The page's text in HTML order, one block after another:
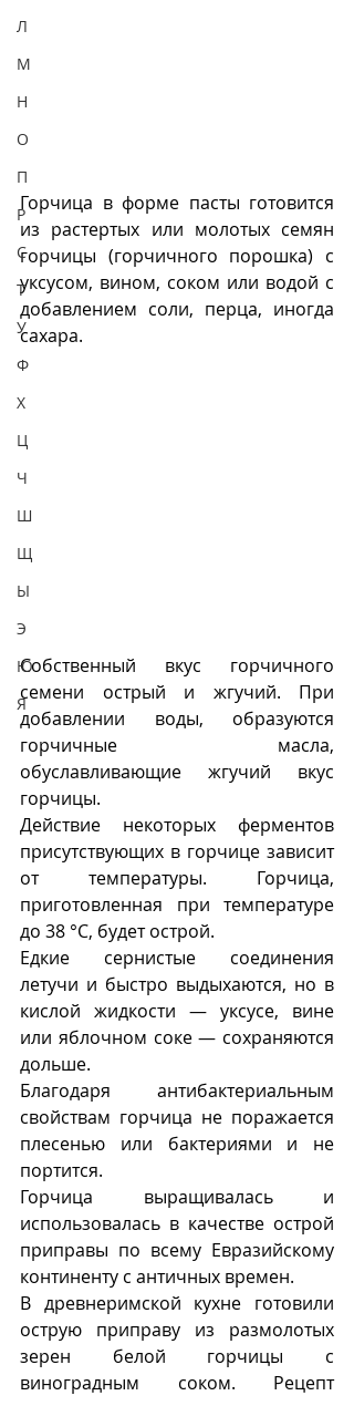
Л
М
Н
О
П
Р
С
Т
У
Ф
Х
Ц
Ч
Ш
Щ
Ы
Э
Ю
Я
Горчица в форме пасты готовится
из растертых или молотых семян
горчицы (горчичного порошка) с
уксусом, вином, соком или водой с
добавлением соли, перца, иногда
сахара.
Собственный вкус горчичного
семени острый и жгучий. При
добавлении воды, образуются
горчичные масла,
обуславливающие жгучий вкус
горчицы.
Действие некоторых ферментов
присутствующих в горчице зависит
от температуры. Горчица,
приготовленная при температуре
до 38 °C, будет острой.
Едкие сернистые соединения
летучи и быстро выдыхаются, но в
кислой жидкости — уксусе, вине
или яблочном соке — сохраняются
дольше.
Благодаря антибактериальным
свойствам горчица не поражается
плесенью или бактериями и не
портится.
Горчица выращивалась и
использовалась в качестве острой
приправы по всему Евразийскому
континенту с античных времен.
В древнеримской кухне готовили
острую приправу из размолотых
зерен белой горчицы с
виноградным соком. Рецепт